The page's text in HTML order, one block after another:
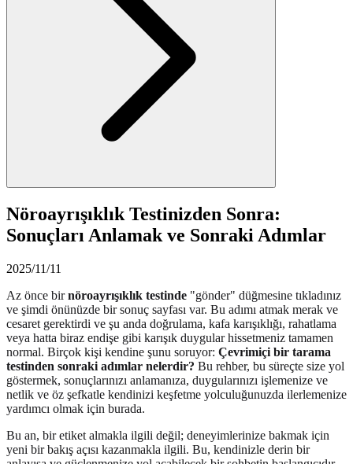
Nöroayrışıklık Testinizden Sonra:
Sonuçları Anlamak ve Sonraki Adımlar
2025/11/11
Az önce birnöroayrışıklık testinde "gönder" düğmesine tıkladınız
ve şimdi önünüzde bir sonuç sayfası var. Bu adımı atmak merak ve
cesaret gerektirdi ve şu anda doğrulama, kafa karışıklığı, rahatlama
veya hatta biraz endişe gibi karışık duygular hissetmeniz tamamen
normal. Birçok kişi kendine şunu soruyor: Çevrimiçi bir tarama
testinden sonraki adımlar nelerdir? Bu rehber, bu süreçte size yol
göstermek, sonuçlarınızı anlamanıza, duygularınızı işlemenize ve
netlik ve öz şefkatle kendinizi keşfetme yolculuğunuzda ilerlemenize
yardımcı olmak için burada.
Bu an, bir etiket almakla ilgili değil; deneyimlerinize bakmak için
yeni bir bakış açısı kazanmakla ilgili. Bu, kendinizle derin bir